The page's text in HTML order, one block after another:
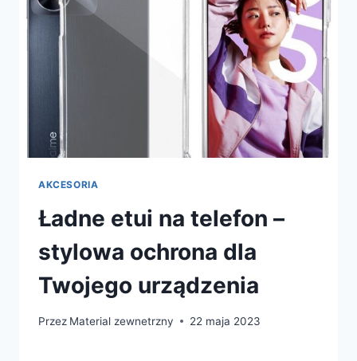
AKCESORIA
Ładne etui na telefon –
stylowa ochrona dla
Twojego urządzenia
Przez Material zewnetrzny 22 maja 2023